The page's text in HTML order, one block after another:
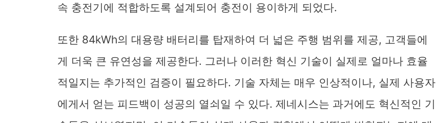
속 충전기에 적합하도록 설계되어 충전이 용이하게 되었다.
또한 84kWh의 대용량 배터리를 탑재하여 더 넓은 주행 범위를 제공, 고객들에
게 더욱 큰 유연성을 제공한다. 그러나 이러한 혁신 기술이 실제로 얼마나 효율
적일지는 추가적인 검증이 필요하다. 기술 자체는 매우 인상적이나, 실제 사용자
에게서 얻는 피드백이 성공의 열쇠일 수 있다. 제네시스는 과거에도 혁신적인 기